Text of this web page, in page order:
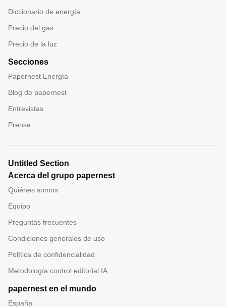
Diccionario de energía
Precio del gas
Precio de la luz
Secciones
Papernest Energía
Blog de papernest
Entrevistas
Prensa
Untitled Section
Acerca del grupo papernest
Quiénes somos
Equipo
Preguntas frecuentes
Condiciones generales de uso
Política de confidencialidad
Metodología control editorial IA
papernest en el mundo
España